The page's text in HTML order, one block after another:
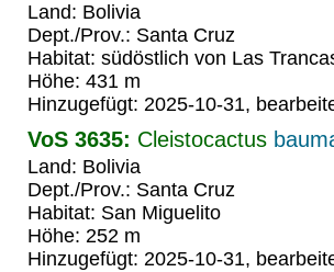
Land: Bolivia
Dept./Prov.: Santa Cruz
Habitat: südöstlich von Las
Höhe: 431 m
Hinzugefügt: 2025-10-31,
VoS 3635: Cleistocactus
Land: Bolivia
Dept./Prov.: Santa Cruz
Habitat: San Miguelito
Höhe: 252 m
Hinzugefügt: 2025-10-31,